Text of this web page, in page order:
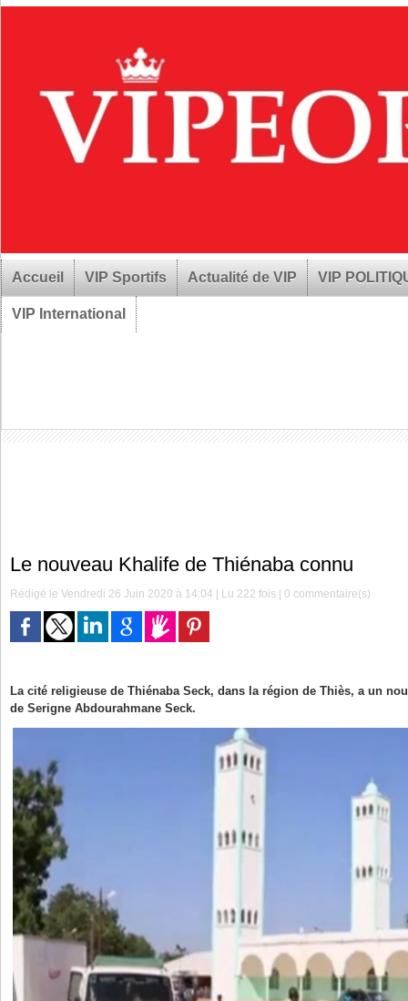
Accueil VIP Sportifs Actualité de VIP VIP
VIP International
Le nouveau Khalife de Thiénaba connu
Rédigé le Vendredi 26 Juin 2020 à 14:04 | Lu 222 fois |0 commentaire(s)
La cité religieuse de Thiénaba Seck, dans la région de Thiès, a un
de Serigne Abdourahmane Seck.